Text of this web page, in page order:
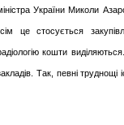
України Миколи
це стосується
кошти
Так, певні труднощі